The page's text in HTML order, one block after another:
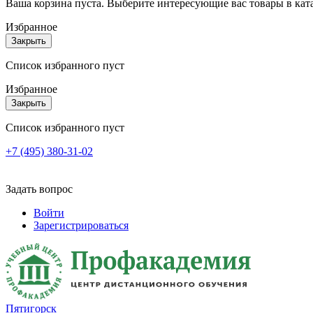
Ваша корзина пуста. Выберите интересующие вас товары в
Избранное
Закрыть
Список избранного пуст
Избранное
Закрыть
Список избранного пуст
+7 (495) 380-31-02
Задать вопрос
Войти
Зарегистрироваться
Пятигорск